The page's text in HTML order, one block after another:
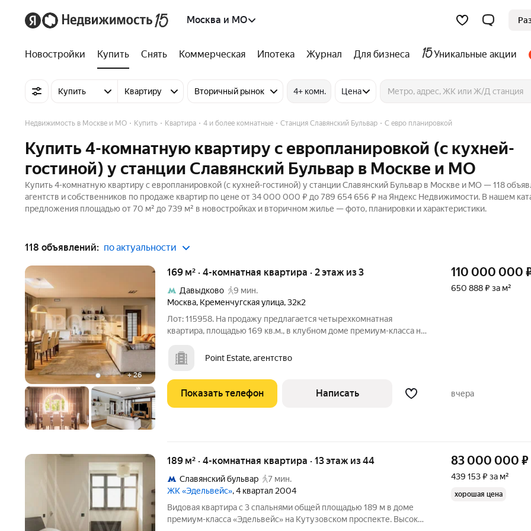
Москва и МО
Новостройки Купить Снять Коммерческая Ипотека Журнал Для бизнеса Уникальные акции
Купить Квартиру Вторичный рынок 4+ комн. Цена
Недвижимость в Москве и МО Купить Квартира 4 и более комнатные Станция Славянский Бульвар С евро планировкой
Купить 4-комнатную квартиру с европланировкой (с кухней-
гостиной) у станции Славянский Бульвар в Москве и МО
Купить 4-комнатную квартиру с европланировкой (с кухней-гостиной) у станции Славянский Бульвар в Москве и МО — 118
агентств и собственников по продаже квартир по цене от 34 000 000 ₽ до 789 654 656 ₽ на Яндекс Недвижимости. В нашем
предложения площадью от 70 м² до 739 м² в новостройках и вторичном жилье — фото, планировки и характеристики.
118 объявлений: по актуальности
+26
169 м² · 4-комнатная квартира · 2 этаж из 3
Давыдково
9 мин.
Москва, Кременчугская улица,32к2
Лот: 115958. На продажу предлагается четырехкомнатная
квартира, площадью 169 кв.м., в клубном доме премиум-класса на
столовая, кухня, две спальни, одна из которых со своим санузлом,
спальня с
Point Estate, агентство
110 000 000
650 888 ₽ за м²
Показать телефон Написать вчера
189 м² · 4-комнатная квартира · 13 этаж из 44
Славянский бульвар
7 мин.
ЖК «Эдельвейс», 4 квартал 2004
Видовая квартира с 3 спальнями общей площадью 189 м в доме
премиум-класса «Эдельвейс» на Кутузовском проспекте. Высокие
83 000 000 ₽
439 153 ₽ за м²
хорошая цена